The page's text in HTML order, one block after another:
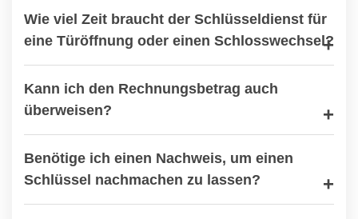
Wie viel Zeit braucht der Schlüsseldienst für
eine Türöffnung oder einen Schlosswechsel?
Kann ich den Rechnungsbetrag auch
überweisen?
Benötige ich einen Nachweis, um einen
Schlüssel nachmachen zu lassen?